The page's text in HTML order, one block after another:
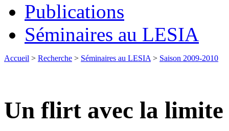
Publications
Séminaires au LESIA
Accueil > Recherche > Séminaires au LESIA > Saison 2009-2010
Un flirt avec la